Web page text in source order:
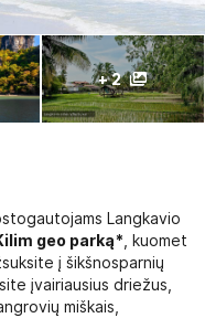
+ 2
Langkavio
geo parką*, kuomet
į šikšnosparnių
įvairiausius driežus,
miškais,